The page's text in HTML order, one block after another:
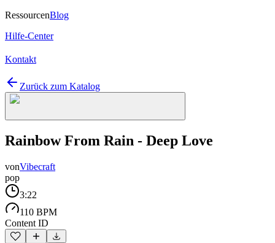
RessourcenBlog
Hilfe-Center
Kontakt
Zurück zum Katalog
Rainbow From Rain - Deep Love
vonVibecraft
pop
3:22
110 BPM
Content ID